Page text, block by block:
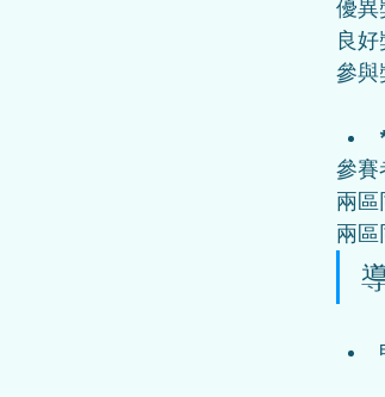
優異
良
參與
參賽
兩區
兩區